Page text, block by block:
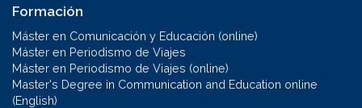
Formación
Máster en Comunicación y Educación (online)
Máster en Periodismo de Viajes
Máster en Periodismo de Viajes (online)
Master's Degree in Communication and Education online
(English)